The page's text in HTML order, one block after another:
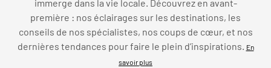
immerge dans la vie locale. Découvrez en avant-
première : nos éclairages sur les destinations, les
conseils de nos spécialistes, nos coups de cœur, et nos
dernières tendances pour faire le plein d’inspirations.
En
savoir plus